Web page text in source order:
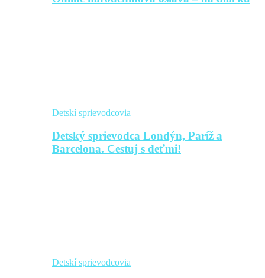
Detskí sprievodcovia
Detský sprievodca Londýn, Paríž a
Barcelona. Cestuj s deťmi!
Detskí sprievodcovia